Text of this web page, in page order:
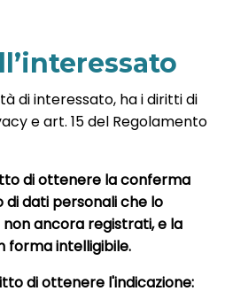
di interessato, ha i diritti di
e art. 15 del Regolamento
di ottenere la conferma
di dati personali che lo
ancora registrati, e la
forma intelligibile.
di ottenere l'indicazione: